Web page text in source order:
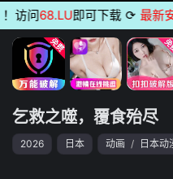
问68.LU即可下载 ⟳ 最新安
乞救之噬，覆食殆尽
2026 日本 动画 / 日本动